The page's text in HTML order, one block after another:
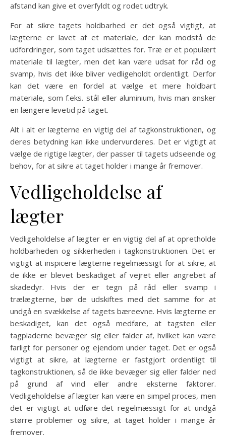
afstand kan give et overfyldt og rodet udtryk.
For at sikre tagets holdbarhed er det også vigtigt, at
lægterne er lavet af et materiale, der kan modstå de
udfordringer, som taget udsættes for. Træ er et populært
materiale til lægter, men det kan være udsat for råd og
svamp, hvis det ikke bliver vedligeholdt ordentligt. Derfor
kan det være en fordel at vælge et mere holdbart
materiale, som f.eks. stål eller aluminium, hvis man ønsker
en længere levetid på taget.
Alt i alt er lægterne en vigtig del af tagkonstruktionen, og
deres betydning kan ikke undervurderes. Det er vigtigt at
vælge de rigtige lægter, der passer til tagets udseende og
behov, for at sikre at taget holder i mange år fremover.
Vedligeholdelse af
lægter
Vedligeholdelse af lægter er en vigtig del af at opretholde
holdbarheden og sikkerheden i tagkonstruktionen. Det er
vigtigt at inspicere lægterne regelmæssigt for at sikre, at
de ikke er blevet beskadiget af vejret eller angrebet af
skadedyr. Hvis der er tegn på råd eller svamp i
trælægterne, bør de udskiftes med det samme for at
undgå en svækkelse af tagets bæreevne. Hvis lægterne er
beskadiget, kan det også medføre, at tagsten eller
tagpladerne bevæger sig eller falder af, hvilket kan være
farligt for personer og ejendom under taget. Det er også
vigtigt at sikre, at lægterne er fastgjort ordentligt til
tagkonstruktionen, så de ikke bevæger sig eller falder ned
på grund af vind eller andre eksterne faktorer.
Vedligeholdelse af lægter kan være en simpel proces, men
det er vigtigt at udføre det regelmæssigt for at undgå
større problemer og sikre, at taget holder i mange år
fremover.